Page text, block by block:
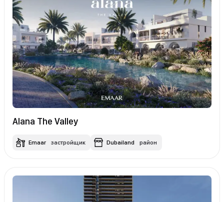
Alana The Valley
Emaar застройщик Dubailand район